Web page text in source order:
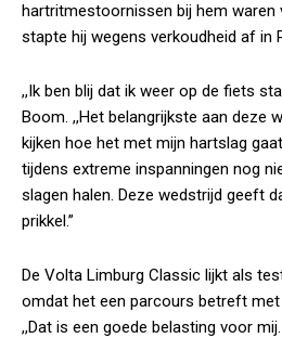
hartritmestoornissen bij hem waren
stapte hij wegens verkoudheid af in
,,Ik ben blij dat ik weer op de fiets
Boom. ,,Het belangrijkste aan deze
kijken hoe het met mijn hartslag
tijdens extreme inspanningen nog
slagen halen. Deze wedstrijd geeft
prikkel.”
De Volta Limburg Classic lijkt als
omdat het een parcours betreft
,,Dat is een goede belasting voor